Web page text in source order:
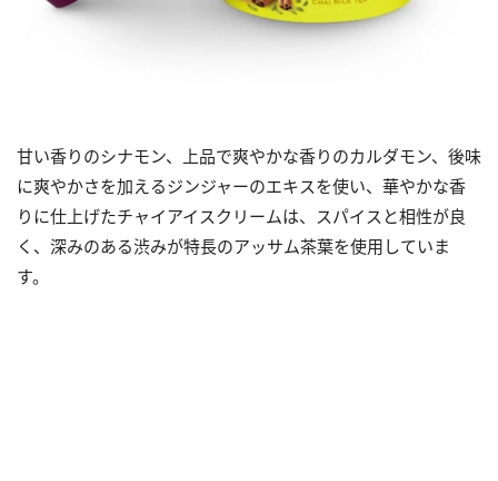
甘い香りのシナモン、上品で爽やかな香りのカルダモン、後味
に爽やかさを加えるジンジャーのエキスを使い、華やかな香
りに仕上げたチャイアイスクリームは、スパイスと相性が良
く、深みのある渋みが特長のアッサム茶葉を使用していま
す。